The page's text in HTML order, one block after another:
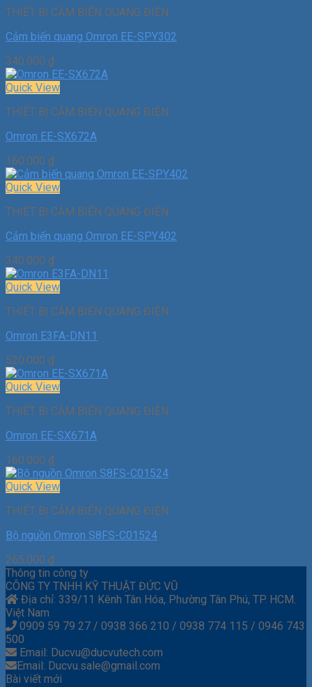
THIẾT BỊ CẢM BIẾN QUANG ĐIỆN
Cảm biến quang Omron EE-SPY302
340.000 ₫
Quick View
THIẾT BỊ CẢM BIẾN QUANG ĐIỆN
Omron EE-SX672A
160.000 ₫
Quick View
THIẾT BỊ CẢM BIẾN QUANG ĐIỆN
Cảm biến quang Omron EE-SPY402
340.000 ₫
Quick View
THIẾT BỊ CẢM BIẾN QUANG ĐIỆN
Omron E3FA-DN11
520.000 ₫
Quick View
THIẾT BỊ CẢM BIẾN QUANG ĐIỆN
Omron EE-SX671A
160.000 ₫
Quick View
THIẾT BỊ CẢM BIẾN QUANG ĐIỆN
Bộ nguồn Omron S8FS-C01524
265.000 ₫
Thông tin công ty
CÔNG TY TNHH KỸ THUẬT ĐỨC VŨ
Địa chỉ: 339/11 Kênh Tân Hóa, Phường Tân Phú, TP. HCM.
Việt Nam
0909 59 79 27 / 0938 366 210 / 0938 774 115 / 0946 743
500
Email: Ducvu@ducvutech.com
Email: Ducvu.sale@gmail.com
Bài viết mới